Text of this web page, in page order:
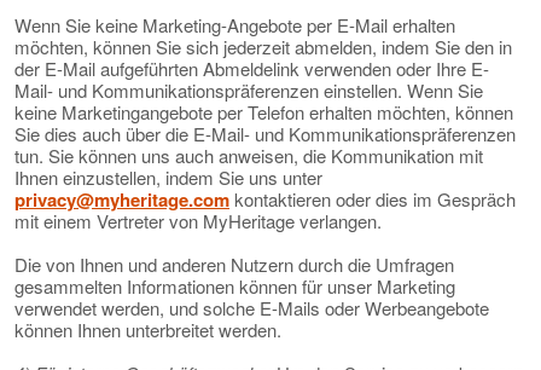
Wenn Sie keine Marketing-Angebote per E-Mail erhalten
möchten, können Sie sich jederzeit abmelden, indem Sie den in
der E-Mail aufgeführten Abmeldelink verwenden oder Ihre E-
Mail- und Kommunikationspräferenzen einstellen. Wenn Sie
keine Marketingangebote per Telefon erhalten möchten, können
Sie dies auch über die E-Mail- und Kommunikationspräferenzen
tun. Sie können uns auch anweisen, die Kommunikation mit
Ihnen einzustellen, indem Sie uns unter
privacy@myheritage.com kontaktieren oder dies im Gespräch
mit einem Vertreter von MyHeritage verlangen.
Die von Ihnen und anderen Nutzern durch die Umfragen
gesammelten Informationen können für unser Marketing
verwendet werden, und solche E-Mails oder Werbeangebote
können Ihnen unterbreitet werden.